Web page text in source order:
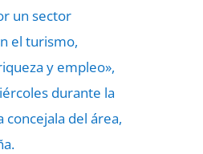
un sector
el turismo,
y empleo»,
durante la
concejala del área,